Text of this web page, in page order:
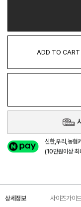
ADD TO CART
신한,우리,농협
(10만원이상
상세정보 사이즈가이드